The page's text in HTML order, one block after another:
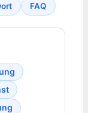
FAQ